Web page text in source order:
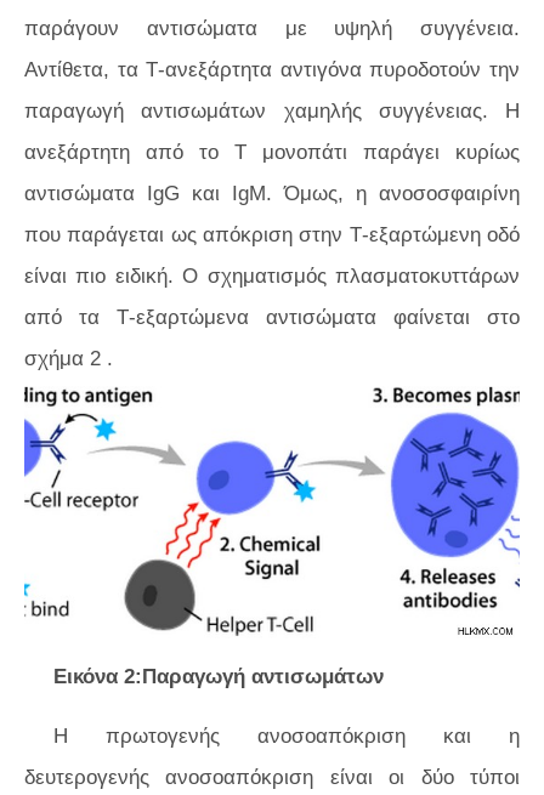
παράγουν αντισώματα με υψηλή συγγένεια.
Αντίθετα, τα Τ-ανεξάρτητα αντιγόνα πυροδοτούν την
παραγωγή αντισωμάτων χαμηλής συγγένειας. Η
ανεξάρτητη από το Τ μονοπάτι παράγει κυρίως
αντισώματα IgG και IgM. Όμως, η ανοσοσφαιρίνη
που παράγεται ως απόκριση στην Τ-εξαρτώμενη οδό
είναι πιο ειδική. Ο σχηματισμός πλασματοκυττάρων
από τα Τ-εξαρτώμενα αντισώματα φαίνεται στο
σχήμα 2 .
Εικόνα 2:Παραγωγή αντισωμάτων
Η πρωτογενής ανοσοαπόκριση και η
δευτερογενής ανοσοαπόκριση είναι οι δύο τύποι